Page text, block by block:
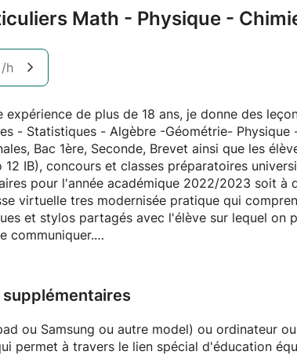
Math - Physique -
/h
expérience de plus de 18 ans, je donne des
- Statistiques - Algèbre -Géométrie-
Bac 1ère, Seconde, Brevet ainsi que les
IB), concours et classes préparatoires
pour l'année académique 2022/2023 soit
virtuelle tres modernisée pratique qui
et stylos partagés avec l'élève sur lequel on
communiquer.
élèves sont avec mention BIEN, TRES BIEN ET
ou Samsung ou autre model) ou ordinateur
permet à travers le lien spécial d'éducation